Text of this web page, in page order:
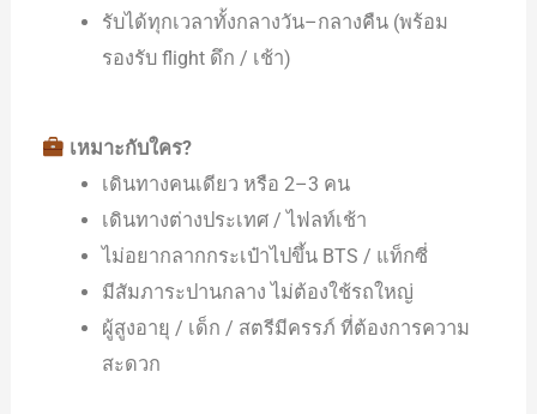
รับได้ทุกเวลาทั้งกลางวัน–กลางคืน (พร้อม
รองรับ flight ดึก / เช้า)
เหมาะกับใคร?
เดินทางคนเดียว หรือ 2–3 คน
เดินทางต่างประเทศ / ไฟลท์เช้า
ไม่อยากลากกระเป๋าไปขึ้น BTS / แท็กซี่
มีสัมภาระปานกลาง ไม่ต้องใช้รถใหญ่
ผู้สูงอายุ / เด็ก / สตรีมีครรภ์ ที่ต้องการความ
สะดวก